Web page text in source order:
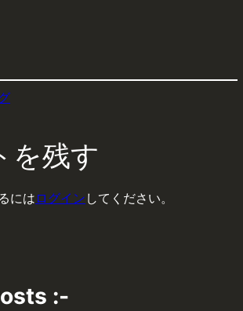
を残す
にはログイン してください。
:-